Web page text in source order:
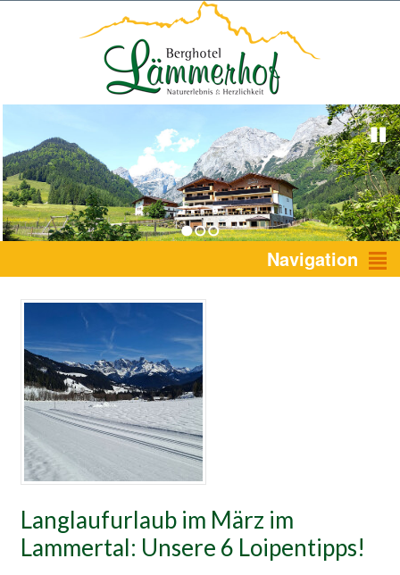
1 2 3 Navigation
Langlaufurlaub im März im
Lammertal: Unsere 6 Loipentipps!